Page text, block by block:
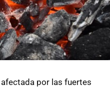
por las fuertes